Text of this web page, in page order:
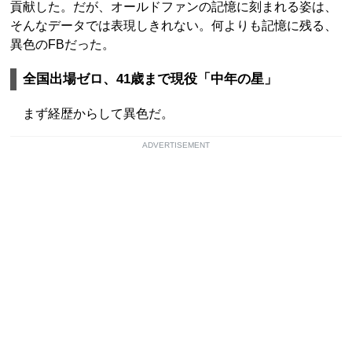
貢献した。だが、オールドファンの記憶に刻まれる姿は、
そんなデータでは表現しきれない。何よりも記憶に残る、
異色のFBだった。
全国出場ゼロ、41歳まで現役「中年の星」
まず経歴からして異色だ。
ADVERTISEMENT